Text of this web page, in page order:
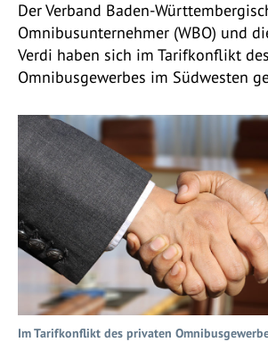
Der Verband Baden-
Omnibusunternehmer (WBO) und
Verdi haben sich im Tarifkonflikt
Omnibusgewerbes im Südwesten
Im Tarifkonflikt des privaten